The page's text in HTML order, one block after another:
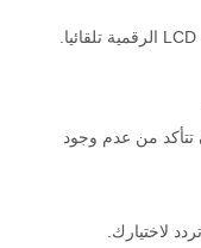
تتأكد من عدم وجود